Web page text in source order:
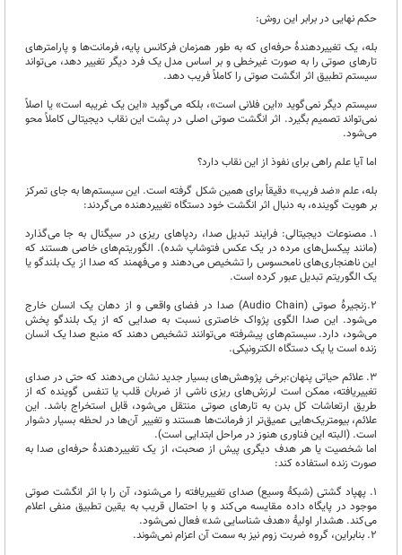
حکم نهایی در برابر این روش:
بله، یک تغییردهندۀ حرفه‌ای که به طور همزمان فرکانس پایه، فرمانت‌ها و پارامترهای
تارهای صوتی را به صورت غیرخطی و بر اساس مدل یک فرد دیگر تغییر دهد، می‌تواند
سیستم تطبیق اثر انگشت صوتی را کاملاً فریب دهد.
سیستم دیگر نمی‌گوید «این فلانی است»، بلکه می‌گوید «این یک غریبه است» یا اصلاً
نمی‌تواند تصمیم بگیرد. اثر انگشت صوتی اصلی در پشت این نقاب دیجیتالی کاملاً محو
می‌شود.
اما آیا علم راهی برای نفوذ از این نقاب دارد؟
بله، علم «ضد فریب» دقیقاً برای همین شکل گرفته است. این سیستم‌ها به جای تمرکز
بر هویت گوینده، به دنبال اثر انگشت خود دستگاه تغییردهنده می‌گردند:
1. مصنوعات دیجیتالی: فرایند تبدیل صدا، ردپاهای ریزی در سیگنال به جا می‌گذارد
(مانند پیکسل‌های مرده در یک عکس فتوشاپ شده). الگوریتم‌های خاصی هستند که
این ناهنجاری‌های نامحسوس را تشخیص می‌دهند و می‌فهمند که صدا از یک بلندگو یا
یک الگوریتم تبدیل عبور کرده است.
2.زنجیرۀ صوتی (Audio Chain) صدا در فضای واقعی و از دهان یک انسان خارج
می‌شود. این صدا الگوی پژواک خاصتری نسبت به صدایی که از یک بلندگو پخش
می‌شود، دارد. سیستم‌های پیشرفته می‌توانند تشخیص دهند که منبع صدا یک انسان
زنده است یا یک دستگاه الکترونیکی.
3. علائم حیاتی پنهان:برخی پژوهش‌های بسیار جدید نشان می‌دهند که حتی در صدای
تغییر‌یافته، ممکن است لرزش‌های ریزی ناشی از ضربان قلب یا تنفس گوینده که از
طریق ارتعاشات کل بدن به تارهای صوتی منتقل می‌شود، قابل استخراج باشد. این
علائم، بیومتریک‌هایی عمیق‌تر از فرمانت‌ها هستند و تغییر آن‌ها در لحظه بسیار دشوار
است. (البته این فناوری هنوز در مراحل ابتدایی است).
اما شخصیت یا هر هدف دیگری پیش از صحبت، از یک تغییردهندۀ حرفه‌ای صدا به
صورت زنده استفاده کند:
1. پهپاد گشتی (شبکۀ وسیع) صدای تغییر‌یافته را می‌شنود، آن را با اثر انگشت صوتی
موجود در پایگاه داده مقایسه می‌کند و با احتمال قریب به یقین تطبیق منفی اعلام
می‌کند. هشدار اولیۀ «هدف شناسایی شد» فعال نمی‌شود.
2. بنابراین، گروه ضربت زوم نیز به سمت آن اعزام نمی‌شوند.